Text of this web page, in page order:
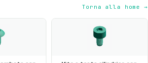
Torna alla home →